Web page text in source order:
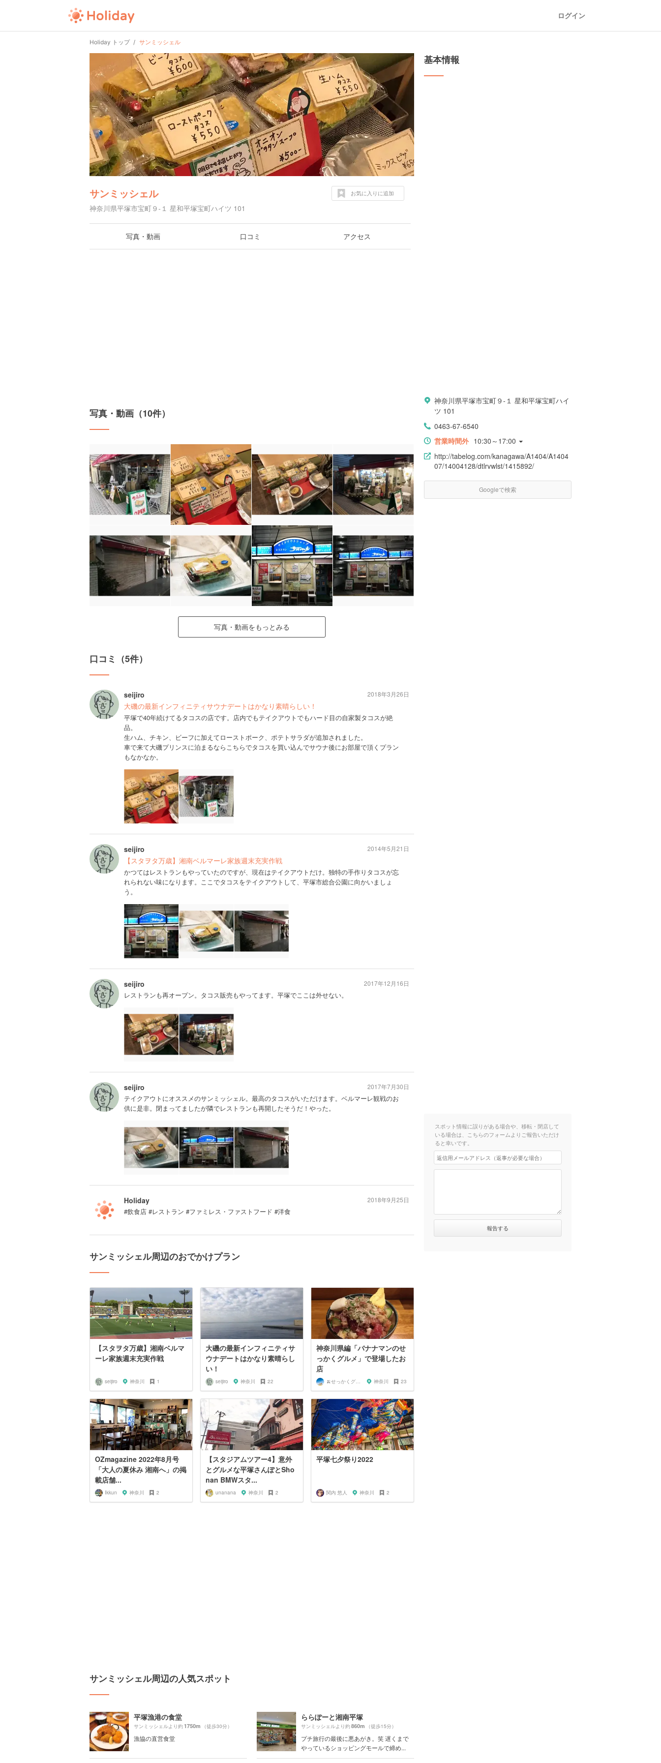
ログイン
Holiday トップ サンミッシェル
サンミッシェル
神奈川県平塚市宝町９-１ 星和平塚宝町ハイツ 101
お気に入りに追加
写真・動画 口コミ アクセス
写真・動画（10件）
写真・動画をもっとみる
口コミ（5件）
seijiro
大磯の最新インフィニティサウナデートはかなり素晴らしい！
平塚で40年続けてるタコスの店です。店内でもテイクアウトでもハード目の自家製タコスが絶
品。
生ハム、チキン、ビーフに加えてローストポーク、ポテトサラダが追加されました。
車で来て大磯プリンスに泊まるならこちらでタコスを買い込んでサウナ後にお部屋で頂くプラン
もなかなか。
2018年3月26日
seijiro
【スタヲタ万歳】湘南ベルマーレ家族週末充実作戦
かつてはレストランもやっていたのですが、現在はテイクアウトだけ。独特の手作りタコスが忘
れられない味になります。ここでタコスをテイクアウトして、平塚市総合公園に向かいましょ
う。
2014年5月21日
seijiro
レストランも再オープン。タコス販売もやってます。平塚でここは外せない。
2017年12月16日
seijiro
テイクアウトにオススメのサンミッシェル。最高のタコスがいただけます。ベルマーレ観戦のお
供に是非。閉まってましたが隣でレストランも再開したそうだ！やった。
2017年7月30日
Holiday
#飲食店 #レストラン #ファミレス・ファストフード #洋食
2018年9月25日
サンミッシェル周辺のおでかけプラン
【スタヲタ万歳】湘南ベルマ
ーレ家族週末充実作戦
seijiro 神奈川 1
大磯の最新インフィニティサ
ウナデートはかなり素晴らし
い！
seijiro 神奈川 22
神奈川県編「バナナマンのせ
っかくグルメ」で登場したお
店
🍌せっかくグルメまにあ🍌 神奈川 23
OZmagazine 2022年8月号
「大人の夏休み 湘南へ」の掲
載店舗...
Ikkun 神奈川 2
【スタジアムツアー4】意外
とグルメな平塚さんぽとSho
nan BMWスタ...
unanana 神奈川 2
平塚七夕祭り2022
関内 悠人 神奈川 2
サンミッシェル周辺の人気スポット
平塚漁港の食堂
サンミッシェルより約1750m （徒歩30分）
漁協の直営食堂
ららぽーと湘南平塚
サンミッシェルより約860m （徒歩15分）
プチ旅行の最後に悪あがき。笑 遅くまで
やっているショッピングモールで締め...
基本情報
神奈川県平塚市宝町９-１ 星和平塚宝町ハイ
ツ 101
0463-67-6540
営業時間外 10:30～17:00
http://tabelog.com/kanagawa/A1404/A1404
07/14004128/dtlrvwlst/1415892/
Googleで検索
スポット情報に誤りがある場合や、移転・閉店して
いる場合は、こちらのフォームよりご報告いただけ
ると幸いです。